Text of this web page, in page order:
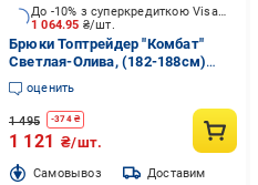
1 064.95 ₴/шт.
До -10% з суперкредиткою Visa Вигода
Брюки Топтрейдер "Комбат"
Светлая-Олива, (182-188см)
(64-66 р) р.3XL
оценить
1 495 -374₴
1 121 ₴/шт.
Cамовывоз Доставим